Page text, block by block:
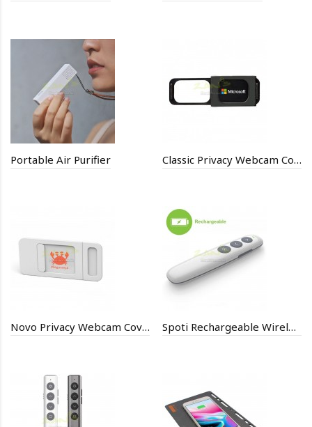
Portable Air Purifier Classic Privacy Webcam Cover
Novo Privacy Webcam Cover Spoti Rechargeable Wireless Presenter